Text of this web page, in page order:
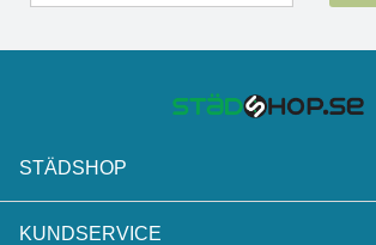
STÄDSHOP
KUNDSERVICE